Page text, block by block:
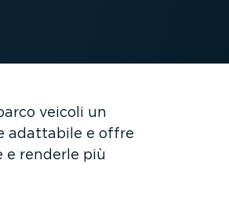
veicoli un
adattabile e offre
e renderle più